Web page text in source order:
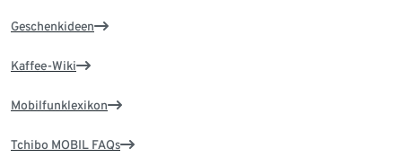
Geschenkideen
Kaffee-Wiki
Mobilfunklexikon
Tchibo MOBIL FAQs